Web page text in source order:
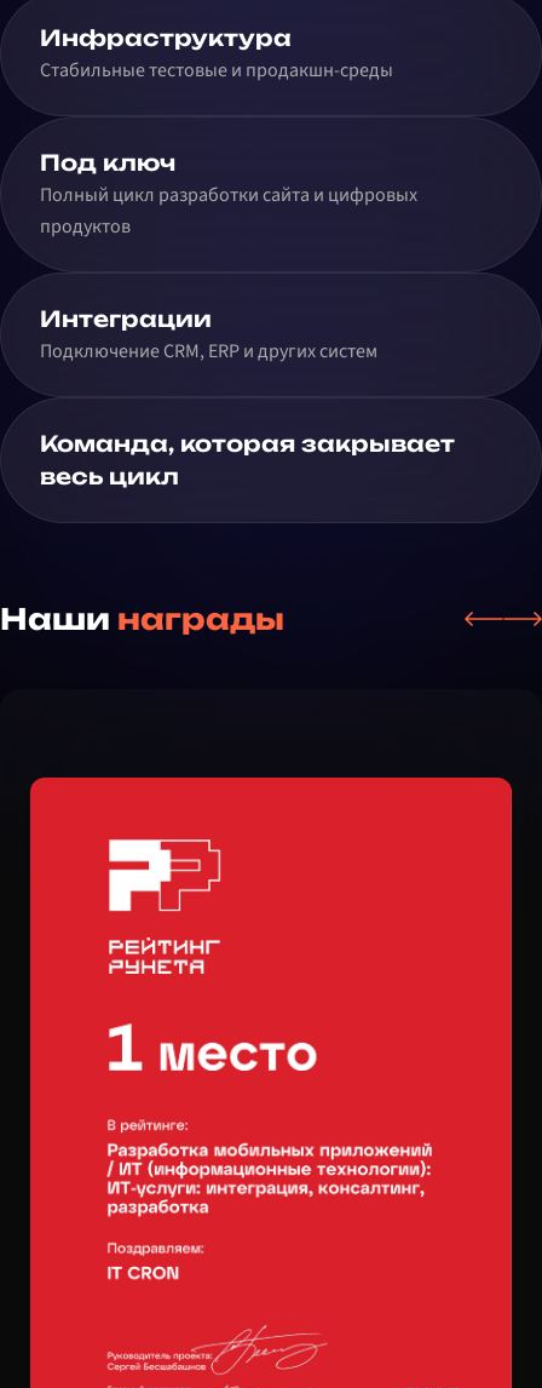
Инфраструктура
Стабильные тестовые и продакшн-среды
Под ключ
Полный цикл разработки сайта и цифровых
продуктов
Интеграции
Подключение CRM, ERP и других систем
Команда, которая закрывает
весь цикл
Наши награды